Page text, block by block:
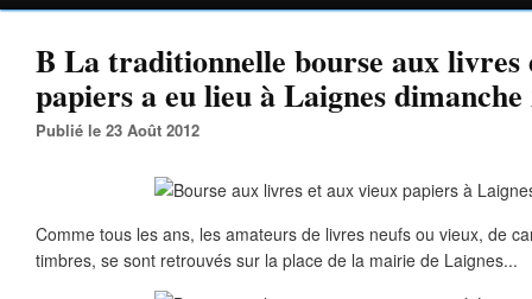
B La traditionnelle bourse aux livres
papiers a eu lieu à Laignes
Publié le 23 Août 2012
Comme tous les ans, les amateurs de livres neufs ou vieux, de
timbres, se sont retrouvés sur la place de la mairie de Laignes...